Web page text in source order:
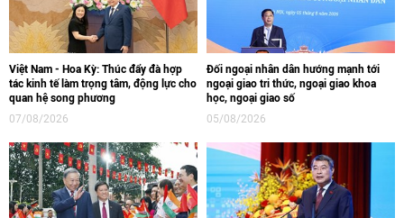
Việt Nam - Hoa Kỳ: Thúc đẩy đà hợp
tác kinh tế làm trọng tâm, động lực cho
quan hệ song phương
07/08/2026
Đối ngoại nhân dân hướng mạnh tới
ngoại giao tri thức, ngoại giao khoa
học, ngoại giao số
05/08/2026